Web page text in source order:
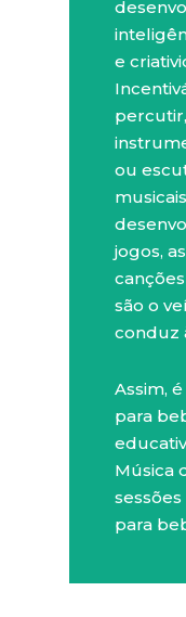
e
ou
jogos,
são o
conduz
Assim,
para
Música
para